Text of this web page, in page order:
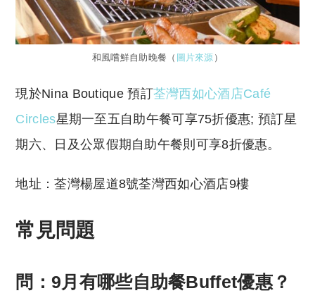
和風嚐鮮自助晚餐（ 圖片來源 ）
現於Nina Boutique 預訂荃灣西如心酒店Café
Circles星期一至五自助午餐可享75折優惠; 預訂星
期六、日及公眾假期自助午餐則可享8折優惠。
地址：荃灣楊屋道8號荃灣西如心酒店9樓
常見問題
問：9月有哪些自助餐Buffet優惠？